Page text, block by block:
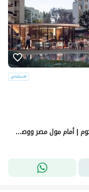
شقة 2 نوم متشطبة بالكامل O West أوراسكوم | أمام مول مصر ووصلة دهشور مباشرة | مقدم 719 ألف وتقسيط 9 سنوات | استثمار وسكن راقي بـ 14.3M بمتوسط شهري 126